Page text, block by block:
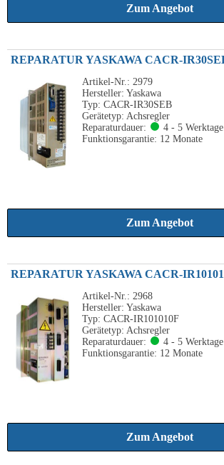
Zum Angebot
Artikel-Nr.: 2979
Hersteller: Yaskawa
Typ: CACR-IR30SEB
Gerätetyp: Achsregler
Reparaturdauer:
4 - 5 Werktage
Funktionsgarantie: 12 Monate
Zum Angebot
Artikel-Nr.: 2968
Hersteller: Yaskawa
Typ: CACR-IR101010F
Gerätetyp: Achsregler
Reparaturdauer:
4 - 5 Werktage
Funktionsgarantie: 12 Monate
Zum Angebot